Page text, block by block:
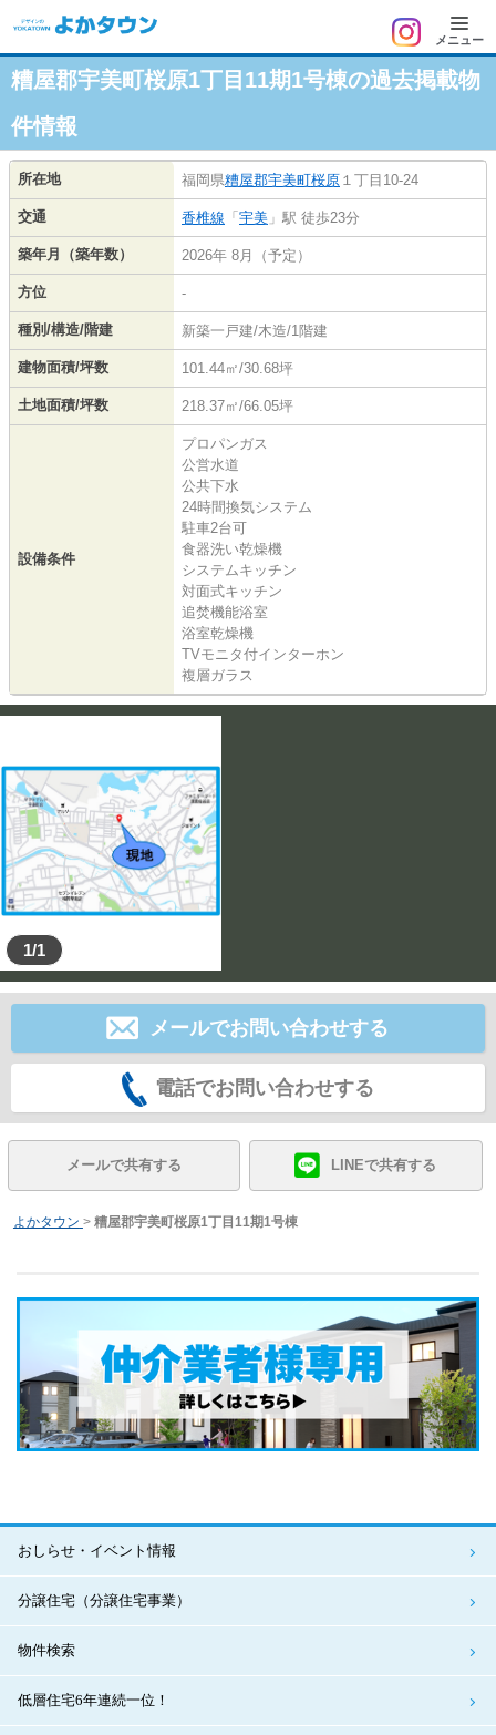
メニュー
糟屋郡宇美町桜原1丁目11期1号棟の過去掲載物
件情報
所在地 福岡県糟屋郡宇美町桜原 １丁目10-24
交通 香椎線 「 宇美 」駅 徒歩23分
築年月（築年数） 2026年 8月（予定）
方位 -
種別/構造/階建 新築一戸建/木造/1階建
建物面積/坪数 101.44㎡/30.68坪
土地面積/坪数 218.37㎡/66.05坪
設備条件
プロパンガス
公営水道
公共下水
24時間換気システム
駐車2台可
食器洗い乾燥機
システムキッチン
対面式キッチン
追焚機能浴室
浴室乾燥機
TVモニタ付インターホン
複層ガラス
1/1
メールでお問い合わせする
電話でお問い合わせする
メールで共有する LINEで共有する
よかタウン > 糟屋郡宇美町桜原1丁目11期1号棟
おしらせ・イベント情報
分譲住宅（分譲住宅事業）
物件検索
低層住宅6年連続一位！